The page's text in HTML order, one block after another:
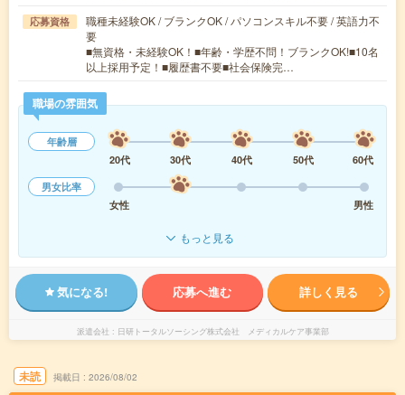
応募資格
職種未経験OK / ブランクOK / パソコンスキル不要 / 英語力不
要
■無資格・未経験OK！■年齢・学歴不問！ブランクOK!■10名
以上採用予定！■履歴書不要■社会保険完…
職場の雰囲気
年齢層
20代
30代 40代 50代
60代
男女比率
女性
男性
もっと見る
気になる! 応募へ進む 詳しく見る
派遣会社 日研トータルソーシング株式会社 メディカルケア事業部
未読 掲載日 2026/08/02